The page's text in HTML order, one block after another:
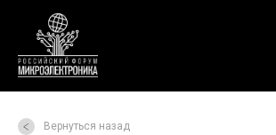
Вернуться назад